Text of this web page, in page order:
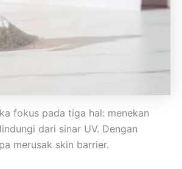
fokus pada tiga hal: menekan
dari sinar UV. Dengan
merusak skin barrier.